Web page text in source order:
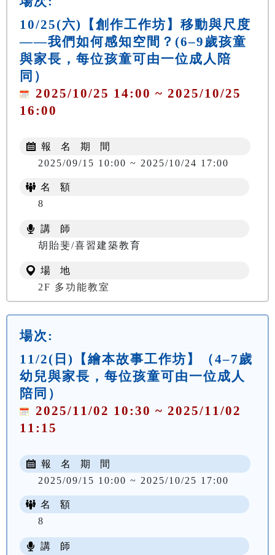
10/25(六)【創作工作坊】移動與尺度
——我們如何感知空間？(6–9歲孩童
與家長，每位孩童可由一位成人陪
同）
2025/10/25 14:00 ~ 2025/10/25
16:00
報 名 期 間
2025/09/15 10:00 ~ 2025/10/24 17:00
名 額
8
講 師
胡貽斐/喜習建築教育
場 地
2F 多功能教室
場次:
11/2(日)【繪本故事工作坊】（4–7歲
幼兒與家長，每位孩童可由一位成人
陪同）
2025/11/02 10:30 ~ 2025/11/02
11:15
報 名 期 間
2025/09/15 10:00 ~ 2025/10/25 17:00
名 額
8
講 師